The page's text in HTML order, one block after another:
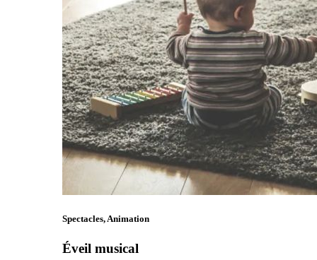
Spectacles, Animation
Éveil musical